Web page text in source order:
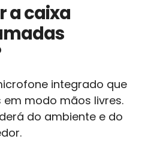
a caixa
integrado que
modo mãos livres.
do ambiente e do